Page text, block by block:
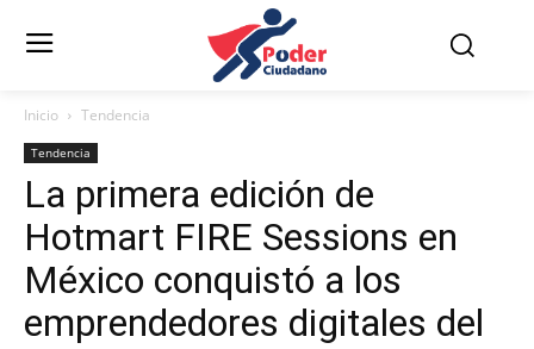
Inicio Tendencia
Tendencia
La primera edición de
Hotmart FIRE Sessions en
México conquistó a los
emprendedores digitales del